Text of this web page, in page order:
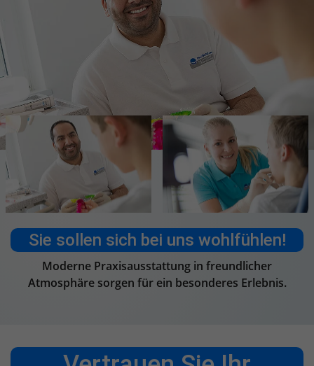
Sie sollen sich bei uns wohlfühlen!
Moderne Praxisausstattung in freundlicher
Atmosphäre sorgen für ein besonderes Erlebnis.